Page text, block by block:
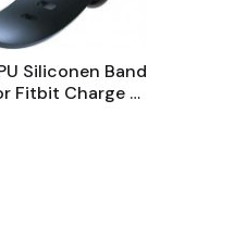
Siliconen Band
Fitbit Charge 4
S - Grijs/Blauw